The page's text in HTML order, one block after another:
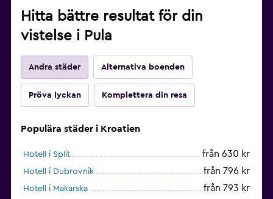
Hitta bättre resultat för din
vistelse i Pula
Andra städer Alternativa boenden
Pröva lyckan Komplettera din resa
Populära städer i Kroatien
Hotell i Split från 630 kr
Hotell i Dubrovnik från 796 kr
Hotell i Makarska från 793 kr